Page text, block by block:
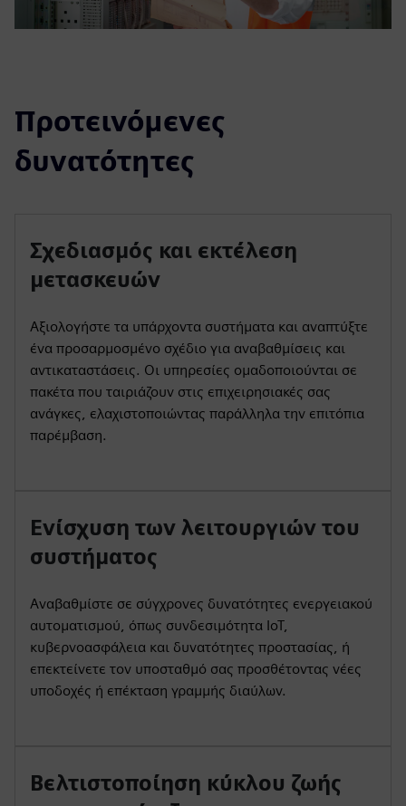
Προτεινόμενες
δυνατότητες
Σχεδιασμός και εκτέλεση
μετασκευών
Αξιολογήστε τα υπάρχοντα συστήματα και αναπτύξτε
ένα προσαρμοσμένο σχέδιο για αναβαθμίσεις και
αντικαταστάσεις. Οι υπηρεσίες ομαδοποιούνται σε
πακέτα που ταιριάζουν στις επιχειρησιακές σας
ανάγκες, ελαχιστοποιώντας παράλληλα την επιτόπια
παρέμβαση.
Ενίσχυση των λειτουργιών του
συστήματος
Αναβαθμίστε σε σύγχρονες δυνατότητες ενεργειακού
αυτοματισμού, όπως συνδεσιμότητα IoT,
κυβερνοασφάλεια και δυνατότητες προστασίας, ή
επεκτείνετε τον υποσταθμό σας προσθέτοντας νέες
υποδοχές ή επέκταση γραμμής διαύλων.
Βελτιστοποίηση κύκλου ζωής